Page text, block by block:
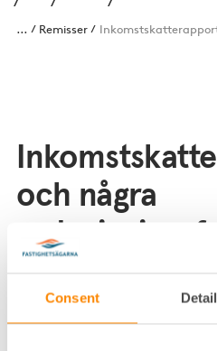
Consent
... Remisser
och några
Stockholm 20 september